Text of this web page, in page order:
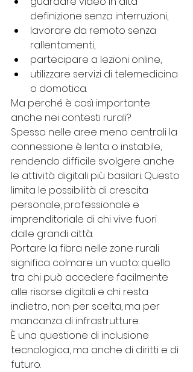
definizione senza interruzioni,
lavorare da remoto senza
rallentamenti,
partecipare a lezioni online,
utilizzare servizi di telemedicina
o domotica.
Ma perché è così importante
anche nei contesti rurali?
Spesso nelle aree meno centrali la
connessione è lenta o instabile,
rendendo difficile svolgere anche
le attività digitali più basilari. Questo
limita le possibilità di crescita
personale, professionale e
imprenditoriale di chi vive fuori
dalle grandi città.
Portare la fibra nelle zone rurali
significa colmare un vuoto: quello
tra chi può accedere facilmente
alle risorse digitali e chi resta
indietro, non per scelta, ma per
mancanza di infrastrutture.
È una questione di inclusione
tecnologica, ma anche di diritti e di
futuro.